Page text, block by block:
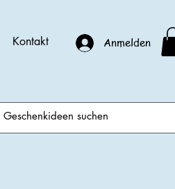
Anmelden
Kontakt